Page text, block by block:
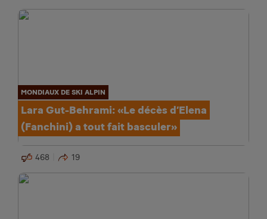
MONDIAUX DE SKI ALPIN
Lara Gut-Behrami: «Le décès d’Elena
(Fanchini) a tout fait basculer»
468 19